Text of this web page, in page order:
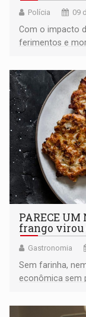
Polícia 09
​Com o impacto
ferimentos e
PARECE UM
frango virou
Gastronomia
Sem farinha,
econômica sem